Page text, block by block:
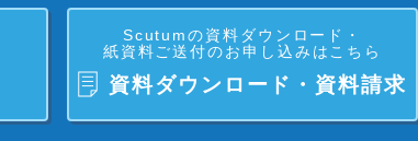
Scutumの資料ダウンロード・
紙資料ご送付のお申し込みはこちら
資料ダウンロード・資料請求